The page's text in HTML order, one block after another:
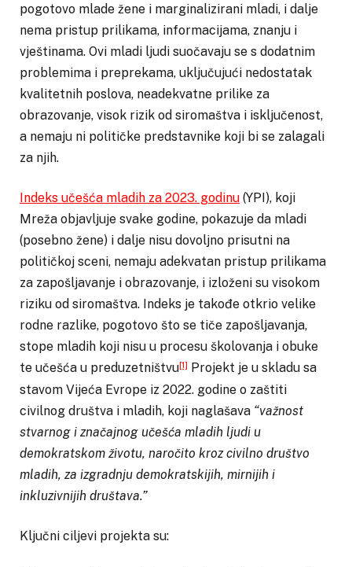
pogotovo mlade žene i marginalizirani mladi, i dalje
nema pristup prilikama, informacijama, znanju i
vještinama. Ovi mladi ljudi suočavaju se s dodatnim
problemima i preprekama, uključujući nedostatak
kvalitetnih poslova, neadekvatne prilike za
obrazovanje, visok rizik od siromaštva i isključenost,
a nemaju ni političke predstavnike koji bi se zalagali
za njih.
Indeks učešća mladih za 2023. godinu (YPI), koji
Mreža objavljuje svake godine, pokazuje da mladi
(posebno žene) i dalje nisu dovoljno prisutni na
političkoj sceni, nemaju adekvatan pristup prilikama
za zapošljavanje i obrazovanje, i izloženi su visokom
riziku od siromaštva. Indeks je takođe otkrio velike
rodne razlike, pogotovo što se tiče zapošljavanja,
stope mladih koji nisu u procesu školovanja i obuke
te učešća u preduzetništvu[1] Projekt je u skladu sa
stavom Vijeća Evrope iz 2022. godine o zaštiti
civilnog društva i mladih, koji naglašava “važnost
stvarnog i značajnog učešća mladih ljudi u
demokratskom životu, naročito kroz civilno društvo
mladih, za izgradnju demokratskijih, mirnijih i
inkluzivnijih društava.”
Ključni ciljevi projekta su: